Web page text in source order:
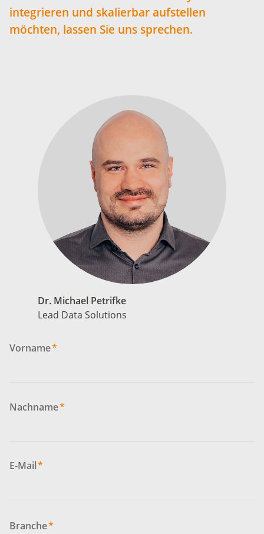
integrieren und skalierbar aufstellen
möchten, lassen Sie uns sprechen.
Dr. Michael Petrifke
Lead Data Solutions
Vorname*
Nachname*
E-Mail*
Branche*